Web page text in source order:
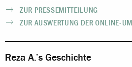
Qualifizierungsbedarf. So sind etwa
Kontext von Alterseinschätzung und
Unmöglichkeit von
aber auch innerhalb von Deutschland.
ZUR PRESSEMITTEILUNG
ZUR AUSWERTUNG DER ONLINE-
Reza A.’s Geschichte